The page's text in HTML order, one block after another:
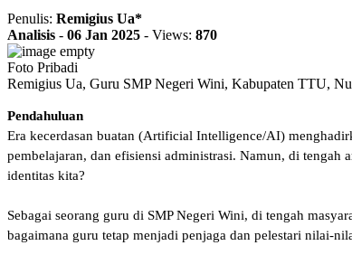
Penulis: Remigius Ua*
Analisis - 06 Jan 2025 - Views: 870
Foto Pribadi
Remigius Ua, Guru SMP Negeri Wini, Kabupaten TTU,
Pendahuluan
Era kecerdasan buatan (Artificial Intelligence/AI)
pembelajaran, dan efisiensi administrasi. Namun, di tengah
identitas kita?
Sebagai seorang guru di SMP Negeri Wini, di tengah
bagaimana guru tetap menjadi penjaga dan pelestari nilai-